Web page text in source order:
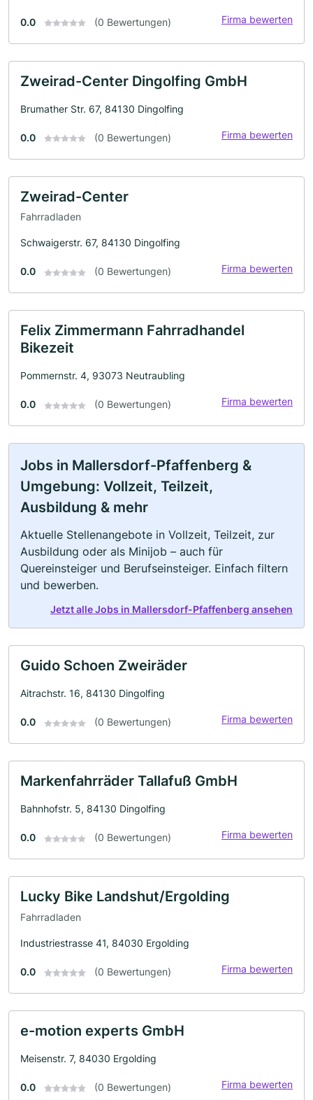
0.0 (0 Bewertungen) Firma bewerten
Zweirad-Center Dingolfing GmbH
Brumather Str. 67, 84130 Dingolfing
0.0 (0 Bewertungen) Firma bewerten
Zweirad-Center
Fahrradladen
Schwaigerstr. 67, 84130 Dingolfing
0.0 (0 Bewertungen) Firma bewerten
Felix Zimmermann Fahrradhandel
Bikezeit
Pommernstr. 4, 93073 Neutraubling
0.0 (0 Bewertungen) Firma bewerten
Jobs in Mallersdorf-Pfaffenberg &
Umgebung: Vollzeit, Teilzeit,
Ausbildung & mehr
Aktuelle Stellenangebote in Vollzeit, Teilzeit, zur
Ausbildung oder als Minijob – auch für
Quereinsteiger und Berufseinsteiger. Einfach filtern
und bewerben.
Jetzt alle Jobs in Mallersdorf-Pfaffenberg ansehen
Guido Schoen Zweiräder
Aitrachstr. 16, 84130 Dingolfing
0.0 (0 Bewertungen) Firma bewerten
Markenfahrräder Tallafuß GmbH
Bahnhofstr. 5, 84130 Dingolfing
0.0 (0 Bewertungen) Firma bewerten
Lucky Bike Landshut/Ergolding
Fahrradladen
Industriestrasse 41, 84030 Ergolding
0.0 (0 Bewertungen) Firma bewerten
e-motion experts GmbH
Meisenstr. 7, 84030 Ergolding
0.0 (0 Bewertungen) Firma bewerten